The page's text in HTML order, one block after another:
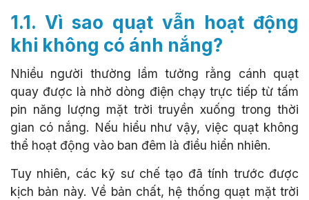
1.1. Vì sao quạt vẫn hoạt động
khi không có ánh nắng?
Nhiều người thường lầm tưởng rằng cánh quạt
quay được là nhờ dòng điện chạy trực tiếp từ tấm
pin năng lượng mặt trời truyền xuống trong thời
gian có nắng. Nếu hiểu như vậy, việc quạt không
thể hoạt động vào ban đêm là điều hiển nhiên.
Tuy nhiên, các kỹ sư chế tạo đã tính trước được
kịch bản này. Về bản chất, hệ thống quạt mặt trời